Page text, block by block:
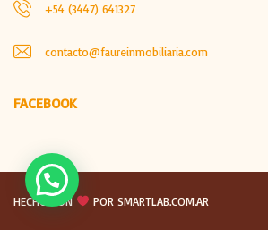
+54 (3447) 641327
contacto@faureinmobiliaria.com
FACEBOOK
HECHO CON POR SMARTLAB.COM.AR